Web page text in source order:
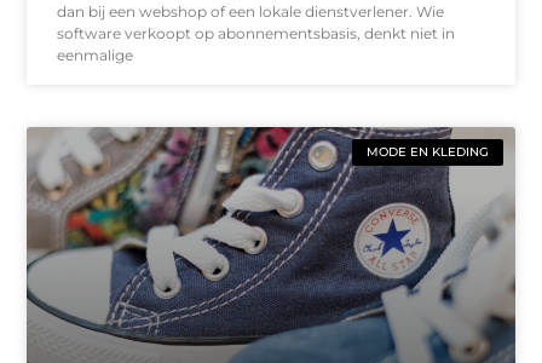
dan bij een webshop of een lokale dienstverlener. Wie
software verkoopt op abonnementsbasis, denkt niet in
eenmalige
MODE EN KLEDING